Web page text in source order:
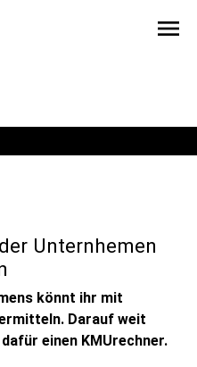
menu
Unternhemen
könnt ihr mit
Darauf weit
einen KMUrechner.